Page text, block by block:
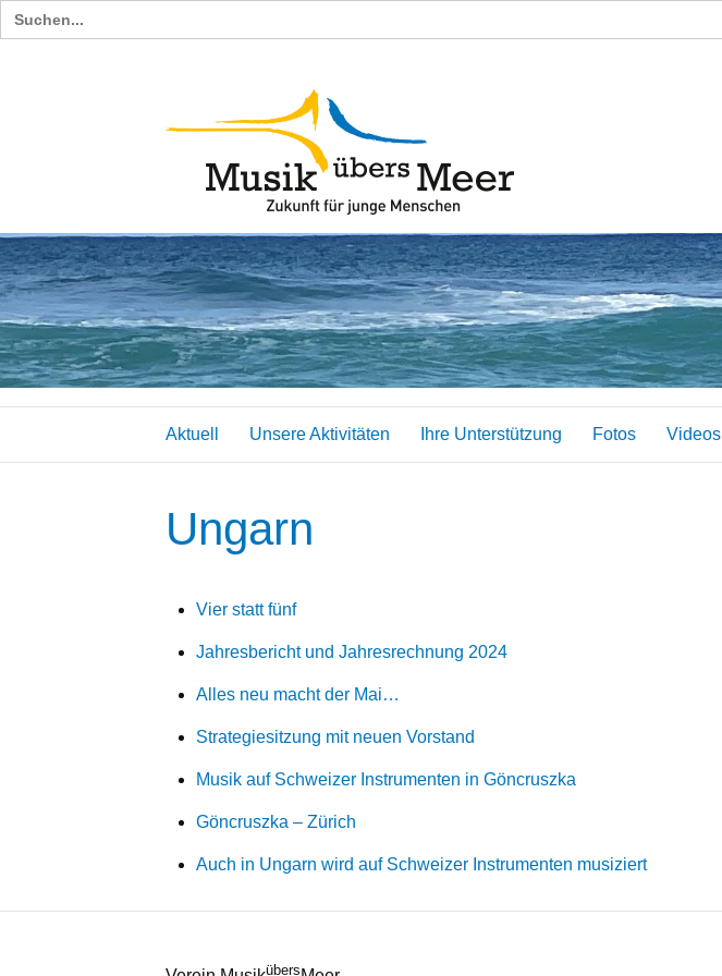
Search
for:
Aktuell Unsere Aktivitäten Ihre Unterstützung Fotos Videos
Ungarn
Vier statt fünf
Jahresbericht und Jahresrechnung 2024
Alles neu macht der Mai…
Strategiesitzung mit neuen Vorstand
Musik auf Schweizer Instrumenten in Göncruszka
Göncruszka – Zürich
Auch in Ungarn wird auf Schweizer Instrumenten musiziert
übers